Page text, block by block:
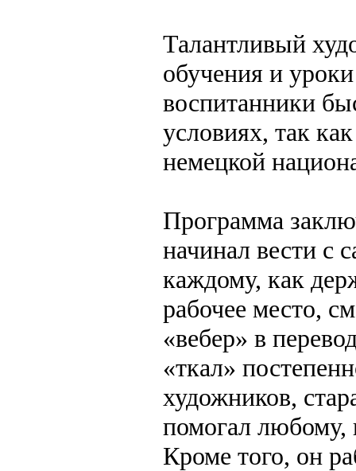
Талантливый
обучения и
воспитанники
условиях, так
немецкой
Программа
начинал вести с
каждому, как
рабочее место,
«вебер» в
«ткал»
художников,
помогал
Кроме того, он